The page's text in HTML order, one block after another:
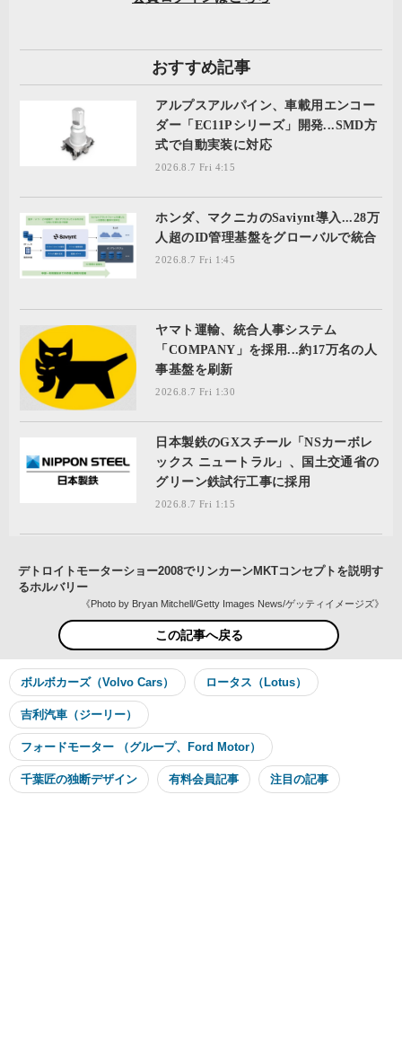
おすすめ記事
アルプスアルパイン、車載用エンコー
ダー「EC11Pシリーズ」開発...SMD方
式で自動実装に対応
2026.8.7 Fri 4:15
ホンダ、マクニカのSaviynt導入...28万
人超のID管理基盤をグローバルで統合
2026.8.7 Fri 1:45
ヤマト運輸、統合人事システム
「COMPANY」を採用...約17万名の人
事基盤を刷新
2026.8.7 Fri 1:30
日本製鉄のGXスチール「NSカーボレ
ックス ニュートラル」、国土交通省の
グリーン鉄試行工事に採用
2026.8.7 Fri 1:15
《Photo by Bryan Mitchell/Getty Images News/ゲッティイメージズ》
デトロイトモーターショー2008でリンカーンMKTコンセプトを説明す
るホルバリー
この記事へ戻る
ボルボカーズ（Volvo Cars） ロータス（Lotus）
吉利汽車（ジーリー）
フォードモーター （グループ、Ford Motor）
千葉匠の独断デザイン 有料会員記事 注目の記事